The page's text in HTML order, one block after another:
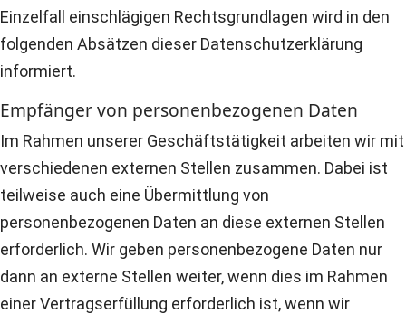
Einzelfall einschlägigen Rechtsgrundlagen wird in den
folgenden Absätzen dieser Datenschutzerklärung
informiert.
Empfänger von personenbezogenen Daten
Im Rahmen unserer Geschäftstätigkeit arbeiten wir mit
verschiedenen externen Stellen zusammen. Dabei ist
teilweise auch eine Übermittlung von
personenbezogenen Daten an diese externen Stellen
erforderlich. Wir geben personenbezogene Daten nur
dann an externe Stellen weiter, wenn dies im Rahmen
einer Vertragserfüllung erforderlich ist, wenn wir